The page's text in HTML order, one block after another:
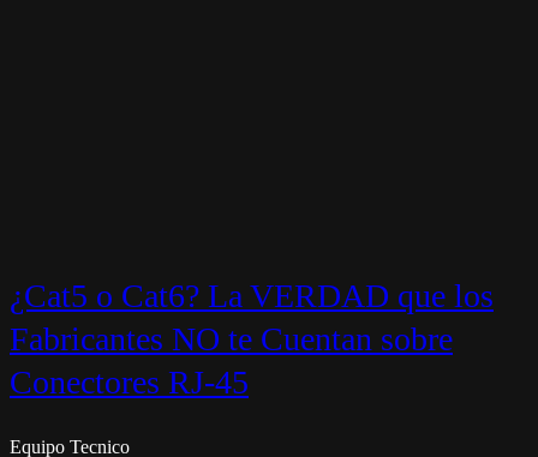
¿Cat5 o Cat6? La VERDAD que los
Fabricantes NO te Cuentan sobre
Conectores RJ-45
Equipo Tecnico